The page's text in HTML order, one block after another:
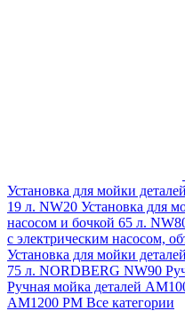
Установка для мойки
19 л. NW20 Установка для
насосом и бочкой 65 л.
с электрическим насосом,
Установка для мойки
75 л. NORDBERG NW90
Ручная мойка деталей
АМ1200 РМ Все категории